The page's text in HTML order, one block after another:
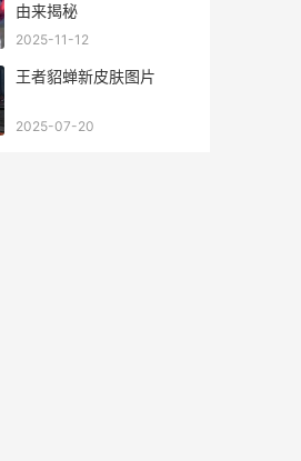
由来揭秘
2025-11-12
王者貂蝉新皮肤图片
2025-07-20